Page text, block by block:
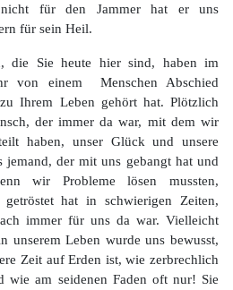
nicht für den Jammer hat er uns
für sein Heil.
die Sie heute hier sind, haben im
von einem Menschen Abschied
Ihrem Leben gehört hat. Plötzlich
der immer da war, mit dem wir
haben, unser Glück und unsere
jemand, der mit uns gebangt hat und
wir Probleme lösen mussten,
hat in schwierigen Zeiten,
immer für uns da war. Vielleicht
unserem Leben wurde uns bewusst,
Zeit auf Erden ist, wie zerbrechlich
wie am seidenen Faden oft nur! Sie